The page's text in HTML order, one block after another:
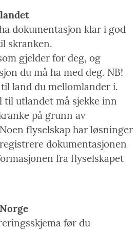
dokumentasjon klar i god
skranken.
gjelder for deg, og
du må ha med deg. NB!
land du mellomlander i.
til utlandet må sjekke inn
på grunn av
flyselskap har løsninger
dokumentasjonen
fra flyselskapet
før du